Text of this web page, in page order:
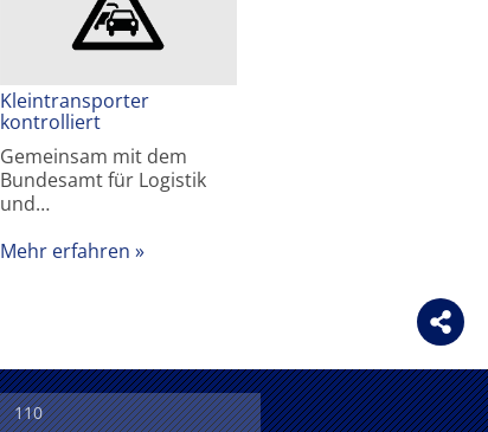
Kleintransporter
kontrolliert
Gemeinsam mit dem
Bundesamt für Logistik
und…
Mehr erfahren
110